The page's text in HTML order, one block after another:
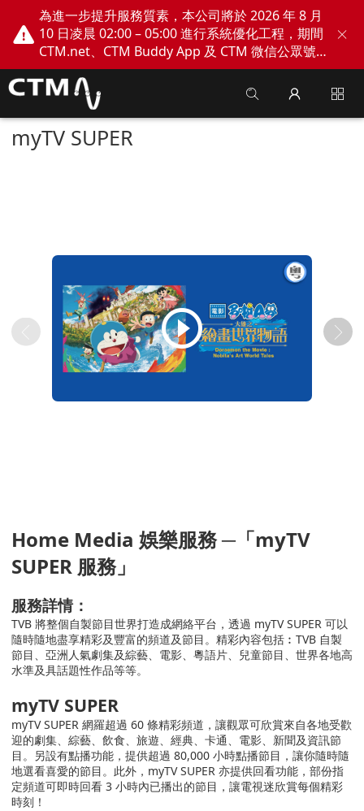
為進一步提升服務質素，本公司將於 2026 年 8 月
10 日凌晨 02:00 – 05:00 進行系統優化工程，期間
CTM.net、CTM Buddy App 及 CTM 微信公眾號
網上服務將會暫停。不便之處，敬請見諒！
myTV SUPER

Home Media 娛樂服務─「myTV
SUPER 服務」
服務詳情：
TVB 將整個自製節目世界打造成網絡平台，透過 myTV SUPER 可以
隨時隨地盡享精彩及豐富的頻道及節目。精彩內容包括︰ TVB 自製
節目、亞洲人氣劇集及綜藝、電影、粵語片、兒童節目、世界各地高
水準及具話題性作品等等。
myTV SUPER
myTV SUPER 網羅超過 60 條精彩頻道，讓觀眾可欣賞來自各地受歡
迎的劇集、綜藝、飲食、旅遊、經典、卡通、電影、新聞及資訊節
目。另設有點播功能，提供超過 80,000 小時點播節目，讓你隨時隨
地選看喜愛的節目。此外， myTV SUPER 亦提供回看功能，部份指
定頻道可即時回看 3 小時內已播出的節目，讓電視迷欣賞每個精彩
時刻！